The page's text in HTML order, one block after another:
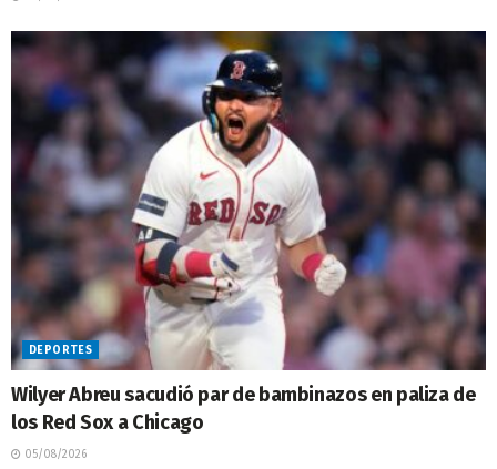
DEPORTES
Wilyer Abreu sacudió par de bambinazos en paliza de
los Red Sox a Chicago
05/08/2026